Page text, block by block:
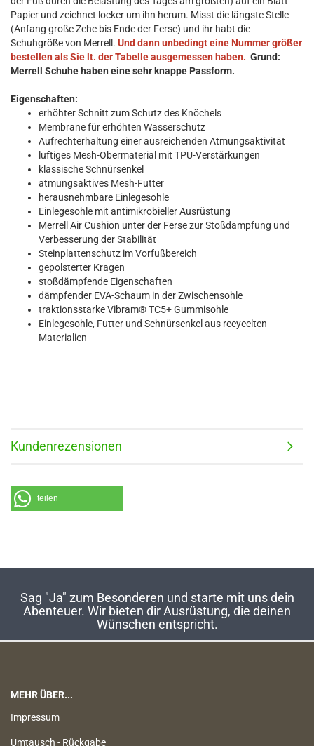
Papier und zeichnet locker um ihn herum. Misst die längste Stelle
(Anfang große Zehe bis Ende der Ferse) und ihr habt die
Schuhgröße von Merrell. Und dann unbedingt eine Nummer größer
bestellen als Sie lt. der Tabelle ausgemessen haben. Grund:
Merrell Schuhe haben eine sehr knappe Passform.
Eigenschaften:
erhöhter Schnitt zum Schutz des Knöchels
Membrane für erhöhten Wasserschutz
Aufrechterhaltung einer ausreichenden Atmungsaktivität
luftiges Mesh-Obermaterial mit TPU-Verstärkungen
klassische Schnürsenkel
atmungsaktives Mesh-Futter
herausnehmbare Einlegesohle
Einlegesohle mit antimikrobieller Ausrüstung
Merrell Air Cushion unter der Ferse zur Stoßdämpfung und
Verbesserung der Stabilität
Steinplattenschutz im Vorfußbereich
gepolsterter Kragen
stoßdämpfende Eigenschaften
dämpfender EVA-Schaum in der Zwischensohle
traktionsstarke Vibram® TC5+ Gummisohle
Einlegesohle, Futter und Schnürsenkel aus recycelten
Materialien
Kundenrezensionen
teilen
Sag "Ja" zum Besonderen und starte mit uns dein
Abenteuer. Wir bieten dir Ausrüstung, die deinen
Wünschen entspricht.
MEHR ÜBER...
Impressum
Umtausch - Rückgabe